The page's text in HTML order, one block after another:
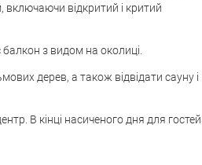
включаючи відкритий і критий
з видом на околиці.
дерев, а також відвідати сауну і
В кінці насиченого дня для гостей